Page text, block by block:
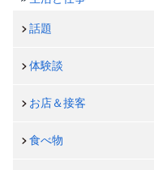
話題
体験談
お店＆接客
食べ物